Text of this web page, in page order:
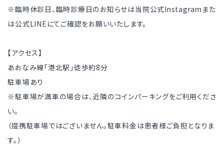
※臨時休診日、臨時診療日のお知らせは当院公式Instagramまた
は公式LINEにてご確認をお願いいたします。
【アクセス】
あおなみ線「港北駅」徒歩約8分
駐車場あり
※駐車場が満車の場合は、近隣のコインパーキングをご利用くださ
い。
（提携駐車場ではございません。駐車料金は患者様ご負担となりま
す。）